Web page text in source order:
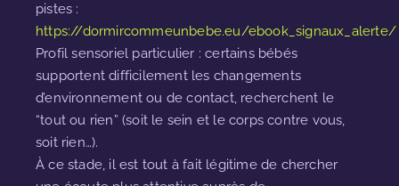
pistes :
https://dormircommeunbebe.eu/ebook_signaux_alerte/
Profil sensoriel particulier : certains bébés
supportent difficilement les changements
d’environnement ou de contact, recherchent le
“tout ou rien” (soit le sein et le corps contre vous,
soit rien…).
À ce stade, il est tout à fait légitime de chercher